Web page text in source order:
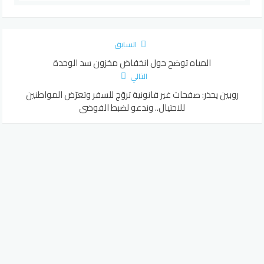
السابق
المياه توضح حول انخفاض مخزون سد الوحدة
التالي
روبين يحذر: صفحات غير قانونية تروّج للسفر وتعرّض المواطنين
للاحتيال.. وندعو لضبط الفوضى